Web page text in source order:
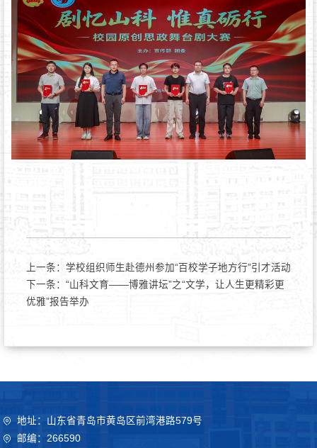
上一条： 学校组织师生赴德州参加“百校学子地方行”引才活动
下一条： “山科文育——博雅讲坛”之“文学，让人生更精彩更
优雅”报告举办
地址：山东省青岛市黄岛区前湾港路579号
邮编：266590